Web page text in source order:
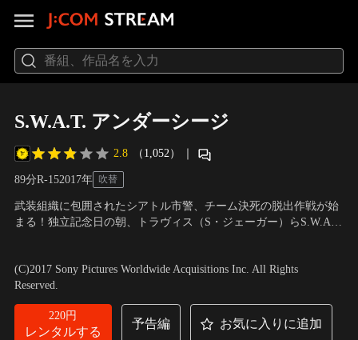
S.W.A.T. アンダーシージ
2.8 （1,052） ｜
89分R-152017年 吹替
武装組織に包囲されたシアトル市警、チーム決死の脱出作戦が始
まる！独立記念日の朝、トラヴィス（S・ジェーガー）らS.W.A.T.
ィスは大切な仲間の一人を失ってしまう…。そんな中、彼らはコ
ンテナの中で謎の男を発見し署まで連行する。
ン／監督：トニー・ジグリオ
(C)2017 Sony Pictures Worldwide Acquisitions Inc. All Rights
Reserved.
220円
レンタルする
予告編 お気に入りに追加